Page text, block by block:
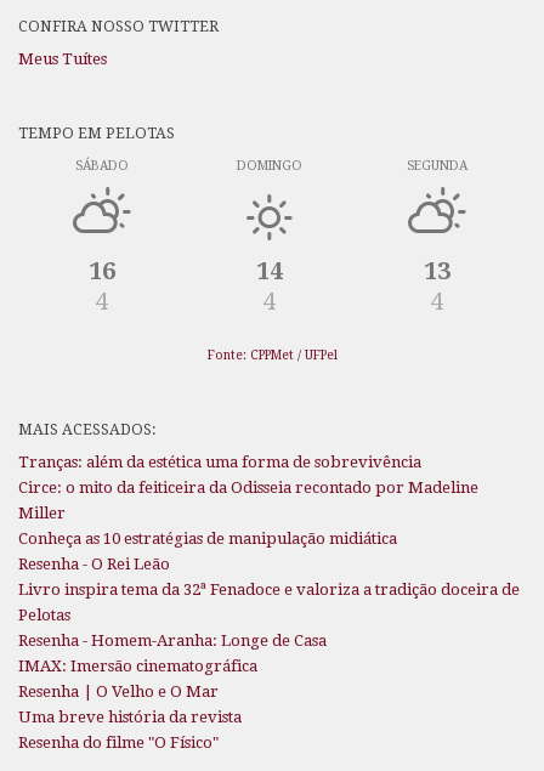
CONFIRA NOSSO TWITTER
Meus Tuítes
TEMPO EM PELOTAS
SÁBADO
16
4
DOMINGO
14
4
SEGUNDA
13
4
Fonte: CPPMet / UFPel
MAIS ACESSADOS:
Tranças: além da estética uma forma de sobrevivência
Circe: o mito da feiticeira da Odisseia recontado por Madeline
Miller
Conheça as 10 estratégias de manipulação midiática
Resenha - O Rei Leão
Livro inspira tema da 32ª Fenadoce e valoriza a tradição doceira de
Pelotas
Resenha - Homem-Aranha: Longe de Casa
IMAX: Imersão cinematográfica
Resenha | O Velho e O Mar
Uma breve história da revista
Resenha do filme "O Físico"